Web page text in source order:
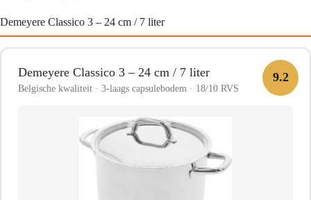
Demeyere Classico 3 – 24 cm / 7 liter
9.2
Demeyere Classico 3 – 24 cm / 7 liter
Belgische kwaliteit · 3-laags capsulebodem · 18/10 RVS